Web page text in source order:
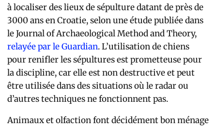
à localiser des lieux de sépulture datant de près de
3000 ans en Croatie, selon une étude publiée dans
le Journal of Archaeological Method and Theory,
relayée par le Guardian. L’utilisation de chiens
pour renifler les sépultures est prometteuse pour
la discipline, car elle est non destructive et peut
être utilisée dans des situations où le radar ou
d’autres techniques ne fonctionnent pas.
Animaux et olfaction font décidément bon ménage